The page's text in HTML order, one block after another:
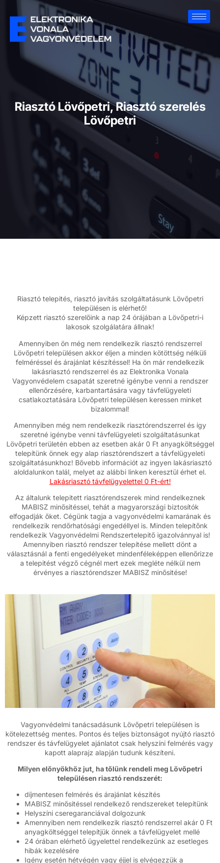
Riasztó Lövőpetri, Riasztó szerelés
Lövőpetri
Riasztó telepités, riasztó javítás szolgáltatásunk Lövőpetri
településen is elérhető!
Képzett riasztó szerelőink a nap 24 órájában a Lövőpetri-i
lakosok szolgálatára állnak!
Amennyiben ön még nem rendelkezik riasztó rendszerrel
Lövőpetri településen akkor éljen a minden kötöttség nélküli
felméréssel és árajánlat készítéssel! Ha ön már rendelkezik
lakásriasztó rendszerrel és az Elektronika Vonala
Vagyonvédelem csapatát szeretné igénybe venni a rendszer
ellenőrzésére, karbantartására vagy távfelügyeleti
csatlakoztatására Lövőpetri településen keressen minket
bizalommal!
Amennyiben még nem rendelkezik riasztórendszerrel és így
szeretné igénybe venni távfelügyeleti szolgáltatásunkat
Lövőpetri területén ebben az esetben akár 0 Ft anyagköltséggel
telepítünk önnek egy alap riasztórendszert a távfelügyeleti
szolgáltatásunkhoz! Bővebb információt az ingyen lakásriasztó
aloldalunkon talál, melyet az alábbi linken keresztül érhet el.
Lakásriasztó távfelügyelettel 0 Ft-ért!
Az általunk telepitett riasztórendszerek mind rendelkeznek
MABISZ minősitéssel, tehát a magyarországi biztosítók
elfogadják őket. Cégünk tagja a vagyonvédelmi kamarának és
rendelkezik rendőrhatósági engedéllyel is. Minden telepítőnk
rendelkezik Vagyonvédelmi Rendszertelepitő igazolvánnyal is!
Amennyiben riasztó rendszer telepítése mellett dönt a
választásnál a fenti engedélyeket mindenféleképpen ellenőrizze
a telepitést végző cégnél mert ezek megléte nélkül nem
érvényes a riasztórendszer MABISZ minősitése!
Vagyonvédelmi tanácsadásunk Lövőpetri településen is
kötelezettség mentes. Pontos és teljes biztonságot nyújtó riasztó
rendszer és távfelügyelet ajánlatot csak helyszíni felmérés vagy
kapott alaprajz alapján tudunk készíteni.
Milyen előnyökhöz jut, ha tőlünk rendeli meg Lövőpetri
településen riasztó rendszerét:
díjmentesen felmérés és árajánlat készítés
MABISZ minősitéssel rendelkező rendszereket telepítünk
Helyszíni cseregaranciával dolgozunk
Amennyiben nem rendelkezik riasztó rendszerrel akár 0 Ft
anyagköltséggel telepítjük önnek a távfelügyelet mellé
24 órában elérhető ügyelettel rendelkezünk az esetleges
hibák kezelésére
Igény esetén hétvégén vagy éjjel is elvégezzük a